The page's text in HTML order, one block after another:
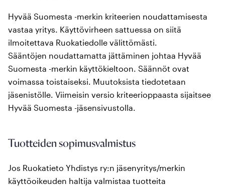
Hyvää Suomesta -merkin kriteerien noudattamisesta
vastaa yritys. Käyttövirheen sattuessa on siitä
ilmoitettava Ruokatiedolle välittömästi.
Sääntöjen noudattamatta jättäminen johtaa Hyvää
Suomesta -merkin käyttökieltoon. Säännöt ovat
voimassa toistaiseksi. Muutoksista tiedotetaan
jäsenistölle. Viimeisin versio kriteerioppaasta sijaitsee
Hyvää Suomesta -jäsensivustolla.
Tuotteiden sopimusvalmistus
Jos Ruokatieto Yhdistys ry:n jäsenyritys/merkin
käyttöoikeuden haltija valmistaa tuotteita